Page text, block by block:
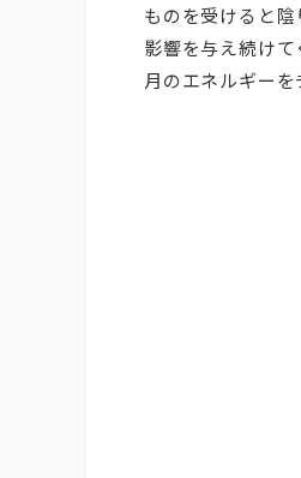
ものを受けると
影響を与え続け
月のエネルギーを